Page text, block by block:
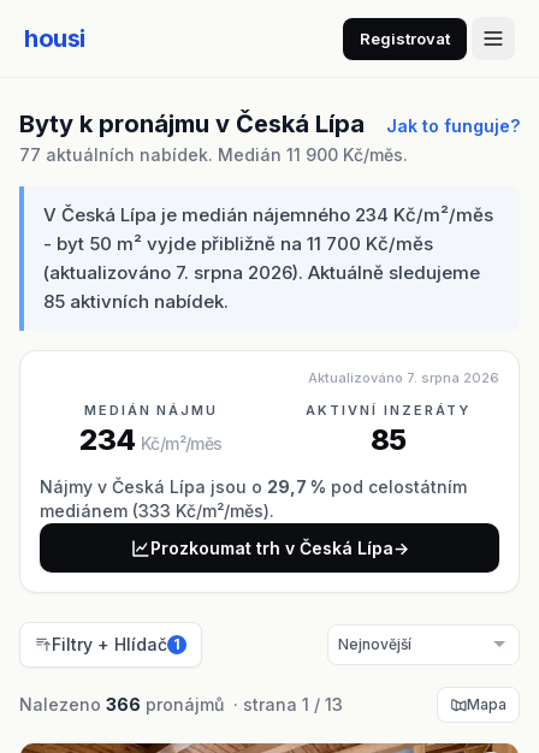
housi Registrovat
Byty k pronájmu v Česká Lípa
Jak to funguje?
77 aktuálních nabídek. Medián 11 900 Kč/měs.
V Česká Lípa je medián nájemného 234 Kč/m²/měs
- byt 50 m² vyjde přibližně na 11 700 Kč/měs
(aktualizováno 7. srpna 2026). Aktuálně sledujeme
85 aktivních nabídek.
Aktualizováno 7. srpna 2026
MEDIÁN NÁJMU
234 Kč/m²/měs
AKTIVNÍ INZERÁTY
85
Nájmy v Česká Lípa jsou o 29,7 % pod celostátním
mediánem (333 Kč/m²/měs).
Prozkoumat trh v Česká Lípa→
Filtry + Hlídač 1
Nalezeno 366 pronájmů · strana 1 / 13 Mapa